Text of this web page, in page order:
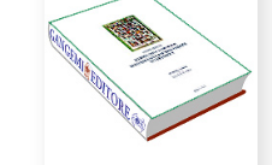
Proposte di pubblicazione
Gangemi Editore